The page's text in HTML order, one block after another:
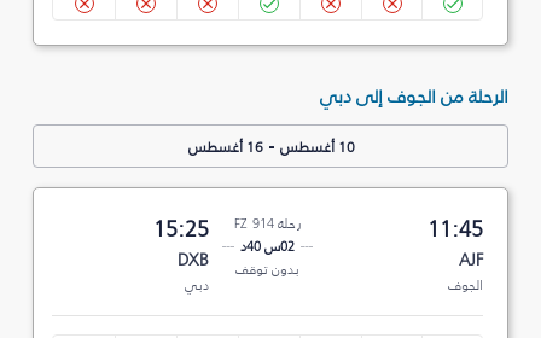
الرحلة من الجوف إلى دبي
10 أغسطس -16 أغسطس
11:45
AJF
الجوف
رحلة FZ 914
02س 40د
بدون توقف
15:25
DXB
دبي